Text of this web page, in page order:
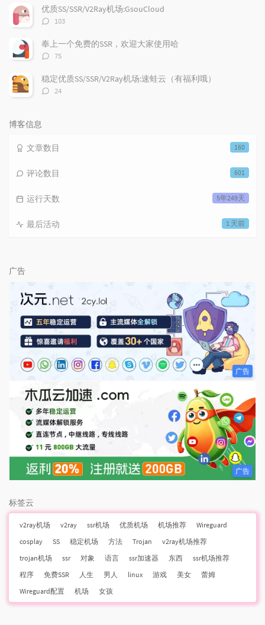
数：
优质SS/SSR/V2Ray机场:GsouCloud
评
数：
103
奉上一个免费的SSR，欢迎大家使用哈
评
数：
75
稳定优质SS/SSR/V2Ray机场:速蛙云（有福利哦）
评
24
博客信息
160
文章数目
601
评论数目
5年249天
运行天数
1 天前
最后活动
广告
广告
广告
标签云
v2ray机场 v2ray ssr机场 优质机场 机场推荐
Wireguard
cosplay
SS 稳定机场 方法 Trojan
v2ray机场推荐
trojan机场
ssr 对象 语言 ssr加速器 东西
ssr机场推荐
程序
免费SSR 人生 男人 linux 游戏 美女
蕾姆
Wireguard配置
机场 女孩